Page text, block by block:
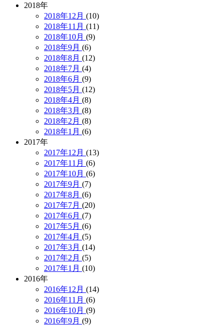
2018年
2018年12月 (10)
2018年11月 (11)
2018年10月 (9)
2018年9月 (6)
2018年8月 (12)
2018年7月 (4)
2018年6月 (9)
2018年5月 (12)
2018年4月 (8)
2018年3月 (8)
2018年2月 (8)
2018年1月 (6)
2017年
2017年12月 (13)
2017年11月 (6)
2017年10月 (6)
2017年9月 (7)
2017年8月 (6)
2017年7月 (20)
2017年6月 (7)
2017年5月 (6)
2017年4月 (5)
2017年3月 (14)
2017年2月 (5)
2017年1月 (10)
2016年
2016年12月 (14)
2016年11月 (6)
2016年10月 (9)
2016年9月 (9)